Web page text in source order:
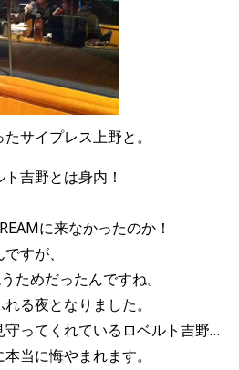
サイプレス上野と。
吉野とは身内！
に来なかったのか！
すが、
ためだったんですね。
る夜となりました。
ってくれているロベルト吉野…
当に悔やまれます。